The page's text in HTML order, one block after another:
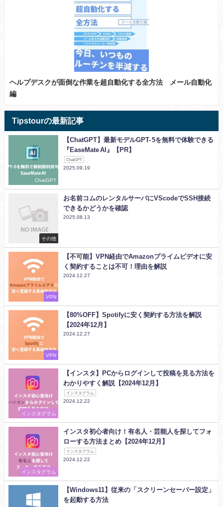
ヘルプデスクが面倒な作業を超自動化する全方法 メール自動化
編
Tipstourの最新記事
ChatGPT
【ChatGPT】最新モデルGPT- 5を無料で体験できる
『EaseMate AI』【PR】
ChatGPT
2025.09.19
その他
お名前コムのレンタルサーバにVScodeでSSH接続
できるかどうかを確認
2025.08.13
VPN
【不可能】VPN経由でAmazonプライムビデオに安
く契約することは不可！理由を解説
2024.12.27
VPN
【80%OFF】Spotifyに安く契約する方法を解説
【2024年12月】
2024.12.27
インスタグラム
【インスタ】PCからログインして投稿を見る方法を
わかりやすく解説【2024年12月】
インスタグラム
2024.12.22
インスタグラム
インスタ初心者向け！有名人・芸能人を探してフォ
ローする方法まとめ【2024年12月】
インスタグラム
2024.12.22
【Windows11】従来の「スクリーンセーバー設定」
を起動する方法